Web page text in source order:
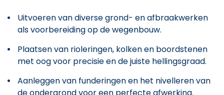
Uitvoeren van diverse grond- en afbraakwerken
als voorbereiding op de wegenbouw.
Plaatsen van rioleringen, kolken en boordstenen
met oog voor precisie en de juiste hellingsgraad.
Aanleggen van funderingen en het nivelleren van
de ondergrond voor een perfecte afwerking.